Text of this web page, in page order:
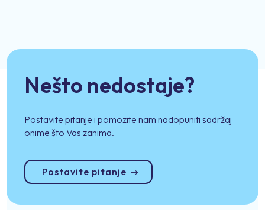
Nešto nedostaje?
Postavite pitanje i pomozite nam nadopuniti sadržaj
onime što Vas zanima.
Postavite pitanje